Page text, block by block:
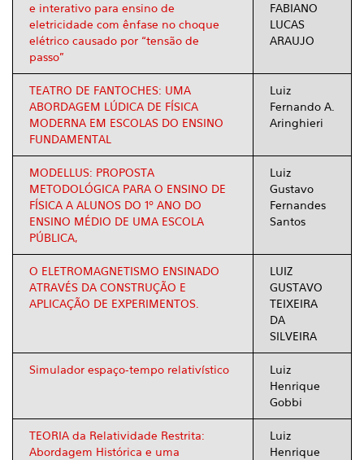
e interativo para ensino de
eletricidade com ênfase no choque
elétrico causado por “tensão de
passo”
FABIANO
LUCAS
ARAUJO
TEATRO DE FANTOCHES: UMA
ABORDAGEM LÚDICA DE FÍSICA
MODERNA EM ESCOLAS DO ENSINO
FUNDAMENTAL
Luiz
Fernando A.
Aringhieri
MODELLUS: PROPOSTA
METODOLÓGICA PARA O ENSINO DE
FÍSICA A ALUNOS DO 1º ANO DO
ENSINO MÉDIO DE UMA ESCOLA
PÚBLICA,
Luiz
Gustavo
Fernandes
Santos
O ELETROMAGNETISMO ENSINADO
ATRAVÉS DA CONSTRUÇÃO E
APLICAÇÃO DE EXPERIMENTOS.
LUIZ
GUSTAVO
TEIXEIRA
DA
SILVEIRA
Simulador espaço-tempo relativístico
Luiz
Henrique
Gobbi
TEORIA da Relatividade Restrita:
Abordagem Histórica e uma
Luiz
Henrique